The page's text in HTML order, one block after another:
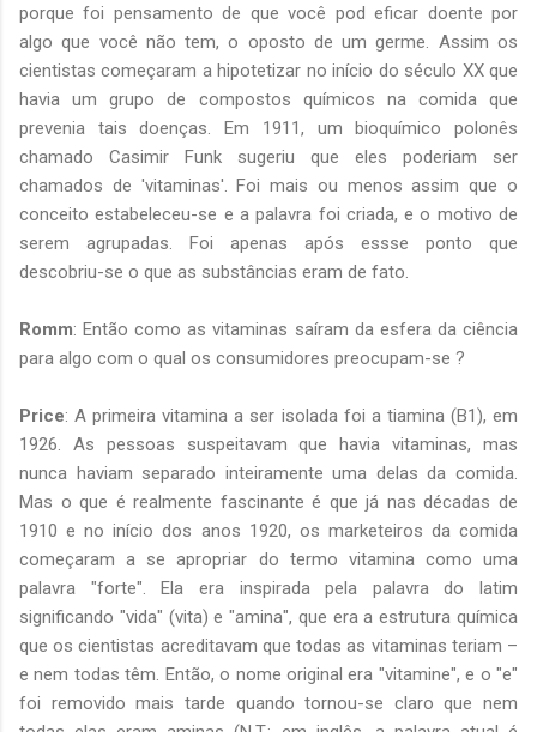
porque foi pensamento de que você pod eficar doente por
algo que você não tem, o oposto de um germe. Assim os
cientistas começaram a hipotetizar no início do século XX que
havia um grupo de compostos químicos na comida que
prevenia tais doenças. Em 1911, um bioquímico polonês
chamado Casimir Funk sugeriu que eles poderiam ser
chamados de 'vitaminas'. Foi mais ou menos assim que o
conceito estabeleceu-se e a palavra foi criada, e o motivo de
serem agrupadas. Foi apenas após essse ponto que
descobriu-se o que as substâncias eram de fato.
Romm: Então como as vitaminas saíram da esfera da ciência
para algo com o qual os consumidores preocupam-se ?
Price: A primeira vitamina a ser isolada foi a tiamina (B1), em
1926. As pessoas suspeitavam que havia vitaminas, mas
nunca haviam separado inteiramente uma delas da comida.
Mas o que é realmente fascinante é que já nas décadas de
1910 e no início dos anos 1920, os marketeiros da comida
começaram a se apropriar do termo vitamina como uma
palavra "forte". Ela era inspirada pela palavra do latim
significando "vida" (vita) e "amina", que era a estrutura química
que os cientistas acreditavam que todas as vitaminas teriam –
e nem todas têm. Então, o nome original era "vitamine", e o "e"
foi removido mais tarde quando tornou-se claro que nem